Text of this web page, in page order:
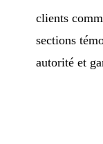
clients
sections
autorité et